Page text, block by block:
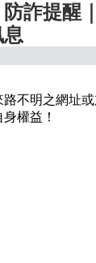
防詐提醒
不明之網址
權益！